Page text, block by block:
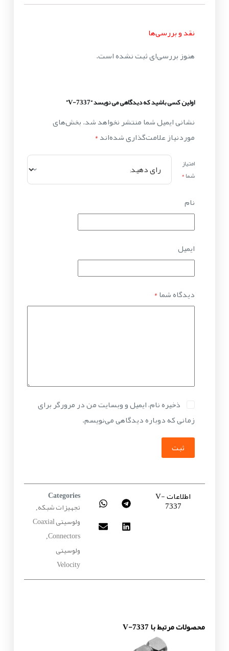
نقد و بررسی‌ها
هنوز بررسی‌ای ثبت نشده است.
اولین کسی باشید که دیدگاهی می نویسد “V-7337”
نشانی ایمیل شما منتشر نخواهد شد.بخش‌های
موردنیاز علامت‌گذاری شده‌اند*
امتیاز
شما*
نام
ایمیل
دیدگاه شما*
ذخیره نام، ایمیل و وبسایت من در مرورگر برای
زمانی که دوباره دیدگاهی می‌نویسم.
ثبت
اطلاعات V-
7337
Categories
تجهیزات شبکه,
ولوسیتی Coaxial
Connectors
,
ولوسیتی
Velocity
محصولات مرتبط با V-7337